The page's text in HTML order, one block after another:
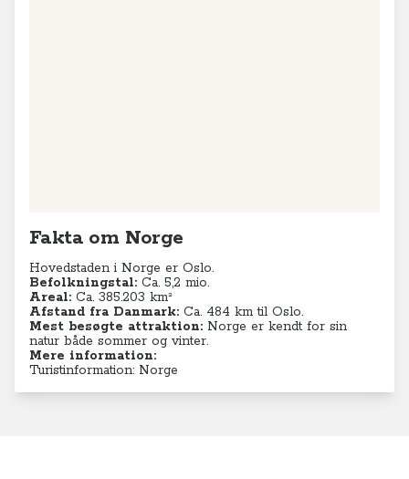
Fakta om Norge
Hovedstaden i Norge er Oslo.
Befolkningstal: Ca. 5,2 mio.
Areal: Ca. 385.203 km²
Afstand fra Danmark: Ca. 484 km til Oslo.
Mest besøgte attraktion: Norge er kendt for sin
natur både sommer og vinter.
Mere information:
Turistinformation: Norge